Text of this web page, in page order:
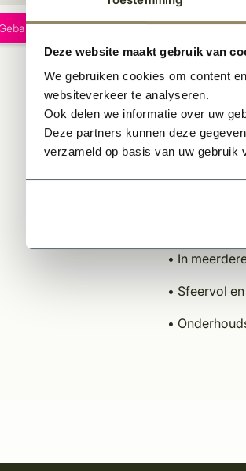
Deze website maakt gebruik van
We gebruiken cookies om content
websiteverkeer te analyseren.
Ook delen we informatie over uw
Deze partners kunnen deze
verzameld op basis van uw gebruik
worden
De kleur
bij Wit
proces dat
matte versie
• Unieke
• In
• Sfeervol
•